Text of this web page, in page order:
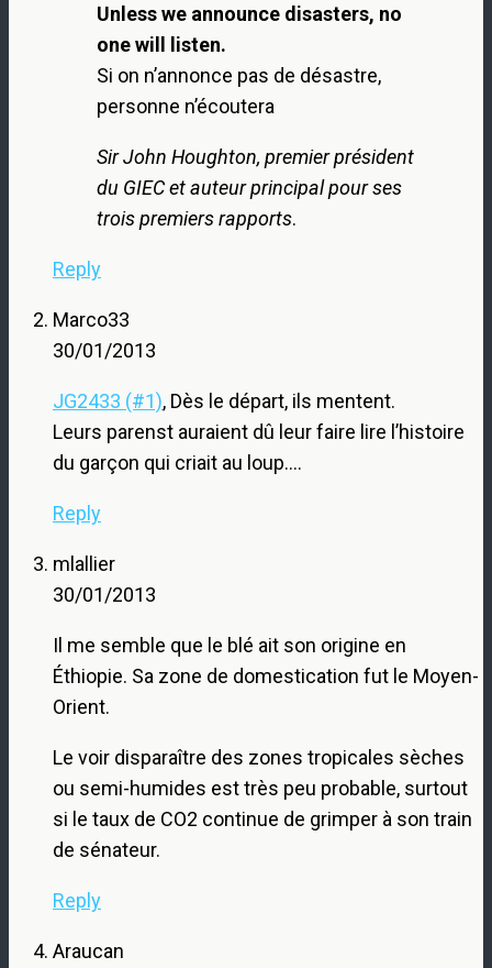
Unless we announce disasters, no
one will listen.
Si on n’annonce pas de désastre,
personne n’écoutera
Sir John Houghton, premier président
du GIEC et auteur principal pour ses
trois premiers rapports.
Reply
Marco33
30/01/2013
JG2433 (#1), Dès le départ, ils mentent.
Leurs parenst auraient dû leur faire lire l’histoire
du garçon qui criait au loup….
Reply
mlallier
30/01/2013
Il me semble que le blé ait son origine en
Éthiopie. Sa zone de domestication fut le Moyen-
Orient.
Le voir disparaître des zones tropicales sèches
ou semi-humides est très peu probable, surtout
si le taux de CO2 continue de grimper à son train
de sénateur.
Reply
Araucan